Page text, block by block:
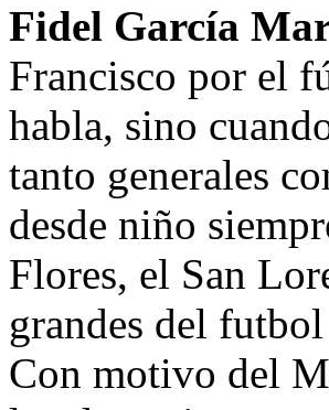
Fidel García
Francisco por el
habla, sino
tanto generales
desde niño
Flores, el San
grandes del
Con motivo del